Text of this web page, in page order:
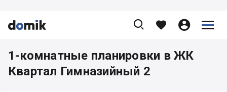


    


1-комнатные планировки в ЖК
Квартал Гимназийный 2